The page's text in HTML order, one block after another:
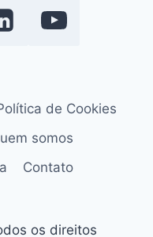
de Cookies
somos
Contato
os direitos